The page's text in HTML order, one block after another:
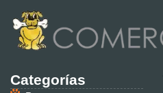
Categorías